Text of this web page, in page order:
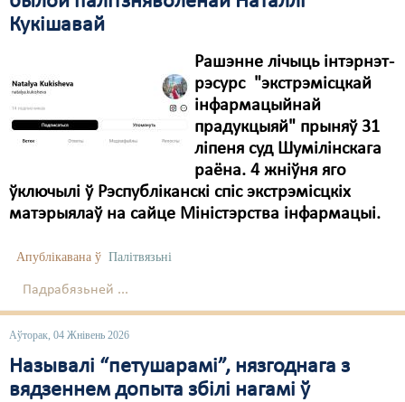
Кукішавай
Рашэнне лічыць інтэрнэт-
рэсурс "экстрэмісцкай
інфармацыйнай
прадукцыяй" прыняў 31
ліпеня суд Шумілінскага
раёна. 4 жніўня яго
ўключылі ў Рэспубліканскі спіс экстрэмісцкіх
матэрыялаў на сайце Міністэрства інфармацыі.
Апублікавана ў Палітвязьні
Падрабязьней ...
Аўторак, 04 Жнівень 2026
Называлі “петушарамі”, нязгоднага з
вядзеннем допыта збілі нагамі ў